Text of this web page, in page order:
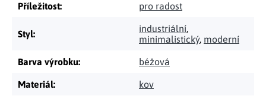
Příležitost: pro radost
Styl: industriální,
minimalistický, moderní
Barva výrobku: béžová
Materiál: kov